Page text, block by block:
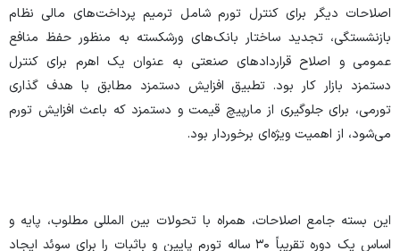
اصلاحات دیگر برای کنترل تورم شامل ترمیم پرداخت‌های مالی نظام
بازنشستگی، تجدید ساختار بانک‌های ورشکسته به منظور حفظ منافع
عمومی و اصلاح قرارداد‌های صنعتی به عنوان یک اهرم برای کنترل
دستمزد بازار کار بود. تطبیق افزایش دستمزد مطابق با هدف گذاری
تورمی، برای جلوگیری از مارپیچ قیمت و دستمزد که باعث افزایش تورم
می‌شود، از اهمیت ویژه‌ای برخوردار بود.
این بسته جامع اصلاحات، همراه با تحولات بین المللی مطلوب، پایه و
اساس یک دوره تقریباً ۳۰ ساله تورم پایین و باثبات را برای سوئد ایجاد